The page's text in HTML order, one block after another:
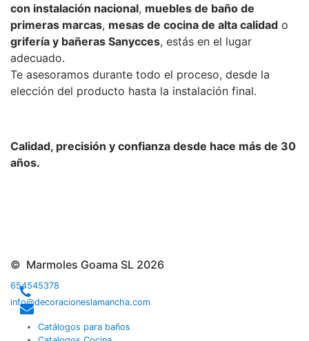
con instalación nacional, muebles de baño de
primeras marcas, mesas de cocina de alta calidad o
grifería y bañeras Sanycces, estás en el lugar
adecuado.
Te asesoramos durante todo el proceso, desde la
elección del producto hasta la instalación final.
Calidad, precisión y confianza desde hace más de 30
años.
© Marmoles Goama SL 2026
654545378
info@decoracioneslamancha.com
Catálogos para baños